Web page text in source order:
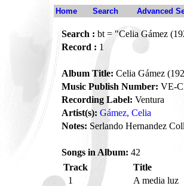
Home Search Advanced
Search : bt = "Celia Gámez
Record : 1
Album Title: Celia Gámez
Music Publish Number: VE-
Recording Label: Ventura
Artist(s): Gámez, Celia
Notes: Serlando Hernandez
Songs in Album: 42
Track
Title
1
A media luz